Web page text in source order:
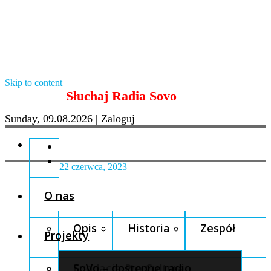
Skip to content
Słuchaj Radia Sovo
Sunday, 09.08.2026 | Zaloguj
O nas
Opis Historia Zespół
Fundacja Pro Cultura
Projekty
SoVo – dostępne radio
22 czerwca, 2023